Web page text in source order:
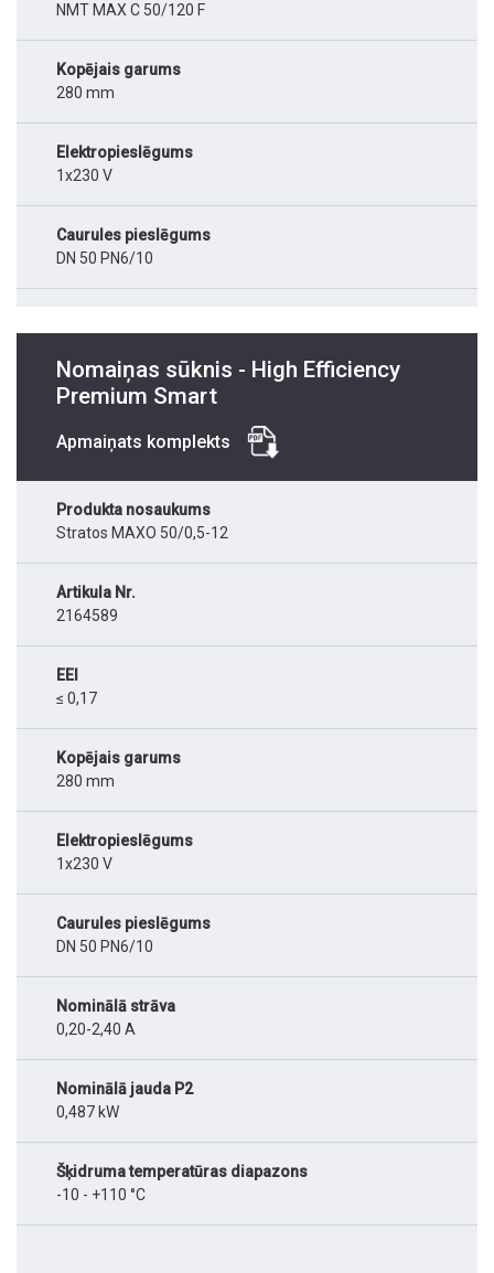
NMT MAX C 50/120 F
Kopējais garums
280 mm
Elektropieslēgums
1x230 V
Caurules pieslēgums
DN 50 PN6/10
Nomaiņas sūknis - High Efficiency
Premium Smart
Apmaiņats komplekts
Produkta nosaukums
Stratos MAXO 50/0,5-12
Artikula Nr.
2164589
EEI
≤ 0,17
Kopējais garums
280 mm
Elektropieslēgums
1x230 V
Caurules pieslēgums
DN 50 PN6/10
Nominālā strāva
0,20-2,40 A
Nominālā jauda P2
0,487 kW
Šķidruma temperatūras diapazons
-10 - +110 °C